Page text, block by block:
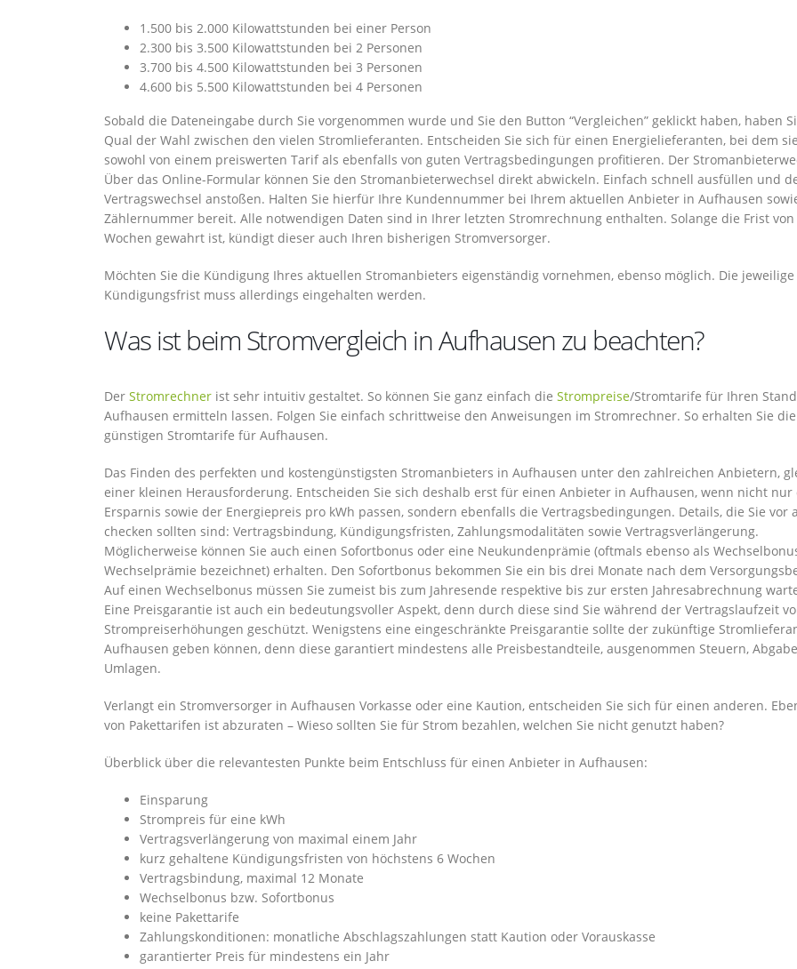
1.500 bis 2.000 Kilowattstunden bei einer Person
2.300 bis 3.500 Kilowattstunden bei 2 Personen
3.700 bis 4.500 Kilowattstunden bei 3 Personen
4.600 bis 5.500 Kilowattstunden bei 4 Personen
Sobald die Dateneingabe durch Sie vorgenommen wurde und Sie den Button “Vergleichen” geklickt haben, haben
Qual der Wahl zwischen den vielen Stromlieferanten. Entscheiden Sie sich für einen Energielieferanten, bei dem sie
sowohl von einem preiswerten Tarif als ebenfalls von guten Vertragsbedingungen profitieren. Der
Über das Online-Formular können Sie den Stromanbieterwechsel direkt abwickeln. Einfach schnell ausfüllen und
Vertragswechsel anstoßen. Halten Sie hierfür Ihre Kundennummer bei Ihrem aktuellen Anbieter in Aufhausen
Zählernummer bereit. Alle notwendigen Daten sind in Ihrer letzten Stromrechnung enthalten. Solange die Frist
Wochen gewahrt ist, kündigt dieser auch Ihren bisherigen Stromversorger.
Möchten Sie die Kündigung Ihres aktuellen Stromanbieters eigenständig vornehmen, ebenso möglich. Die jeweilige
Kündigungsfrist muss allerdings eingehalten werden.
Was ist beim Stromvergleich in Aufhausen zu beachten?
Der Stromrechner ist sehr intuitiv gestaltet. So können Sie ganz einfach die Strompreise/Stromtarife für Ihren
Aufhausen ermitteln lassen. Folgen Sie einfach schrittweise den Anweisungen im Stromrechner. So erhalten Sie die
günstigen Stromtarife für Aufhausen.
Das Finden des perfekten und kostengünstigsten Stromanbieters in Aufhausen unter den zahlreichen Anbietern,
einer kleinen Herausforderung. Entscheiden Sie sich deshalb erst für einen Anbieter in Aufhausen, wenn nicht nur
Ersparnis sowie der Energiepreis pro kWh passen, sondern ebenfalls die Vertragsbedingungen. Details, die Sie vor
checken sollten sind: Vertragsbindung, Kündigungsfristen, Zahlungsmodalitäten sowie Vertragsverlängerung.
Möglicherweise können Sie auch einen Sofortbonus oder eine Neukundenprämie (oftmals ebenso als
Wechselprämie bezeichnet) erhalten. Den Sofortbonus bekommen Sie ein bis drei Monate nach dem
Auf einen Wechselbonus müssen Sie zumeist bis zum Jahresende respektive bis zur ersten Jahresabrechnung
Eine Preisgarantie ist auch ein bedeutungsvoller Aspekt, denn durch diese sind Sie während der Vertragslaufzeit
Strompreiserhöhungen geschützt. Wenigstens eine eingeschränkte Preisgarantie sollte der zukünftige
Aufhausen geben können, denn diese garantiert mindestens alle Preisbestandteile, ausgenommen Steuern,
Umlagen.
Verlangt ein Stromversorger in Aufhausen Vorkasse oder eine Kaution, entscheiden Sie sich für einen anderen.
von Pakettarifen ist abzuraten – Wieso sollten Sie für Strom bezahlen, welchen Sie nicht genutzt haben?
Überblick über die relevantesten Punkte beim Entschluss für einen Anbieter in Aufhausen:
Einsparung
Strompreis für eine kWh
Vertragsverlängerung von maximal einem Jahr
kurz gehaltene Kündigungsfristen von höchstens 6 Wochen
Vertragsbindung, maximal 12 Monate
Wechselbonus bzw. Sofortbonus
keine Pakettarife
Zahlungskonditionen: monatliche Abschlagszahlungen statt Kaution oder Vorauskasse
garantierter Preis für mindestens ein Jahr